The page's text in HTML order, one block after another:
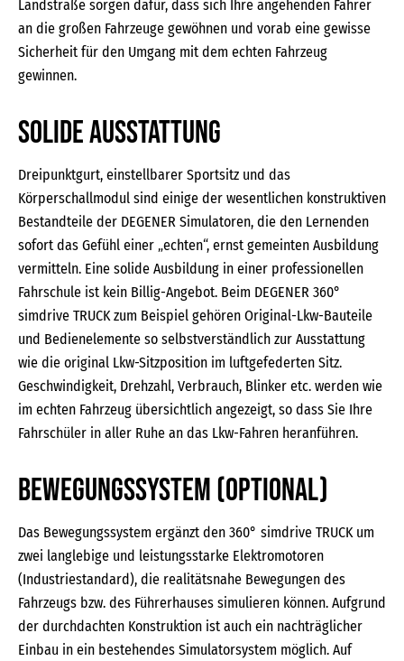
Landstraße sorgen dafür, dass sich Ihre angehenden Fahrer
an die großen Fahrzeuge gewöhnen und vorab eine gewisse
Sicherheit für den Umgang mit dem echten Fahrzeug
gewinnen.
Solide Ausstattung
Dreipunktgurt, einstellbarer Sportsitz und das
Körperschallmodul sind einige der wesentlichen konstruktiven
Bestandteile der DEGENER Simulatoren, die den Lernenden
sofort das Gefühl einer „echten“, ernst gemeinten Ausbildung
vermitteln. Eine solide Ausbildung in einer professionellen
Fahrschule ist kein Billig-Angebot. Beim DEGENER 360°
simdrive TRUCK zum Beispiel gehören Original-Lkw-Bauteile
und Bedienelemente so selbstverständlich zur Ausstattung
wie die original Lkw-Sitzposition im luftgefederten Sitz.
Geschwindigkeit, Drehzahl, Verbrauch, Blinker etc. werden wie
im echten Fahrzeug übersichtlich angezeigt, so dass Sie Ihre
Fahrschüler in aller Ruhe an das Lkw-Fahren heranführen.
BEWEGUNGSSYSTEM (OPTIONAL)
Das Bewegungssystem ergänzt den 360° simdrive TRUCK um
zwei langlebige und leistungsstarke Elektromotoren
(Industriestandard), die realitätsnahe Bewegungen des
Fahrzeugs bzw. des Führerhauses simulieren können. Aufgrund
der durchdachten Konstruktion ist auch ein nachträglicher
Einbau in ein bestehendes Simulatorsystem möglich. Auf